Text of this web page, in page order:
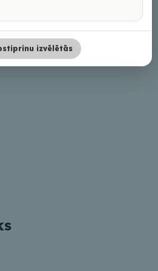
Balvu nov., LV-4583
izvēlētās